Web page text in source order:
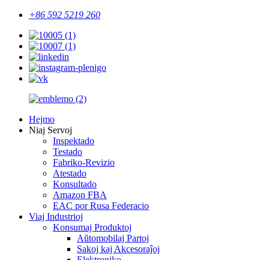
+86 592 5219 260
Hejmo
Niaj Servoj
Inspektado
Testado
Fabriko-Revizio
Atestado
Konsultado
Amazon FBA
EAC por Rusa Federacio
Viaj Industrioj
Konsumaj Produktoj
Aŭtomobilaj Partoj
Sakoj kaj Akcesoraĵoj